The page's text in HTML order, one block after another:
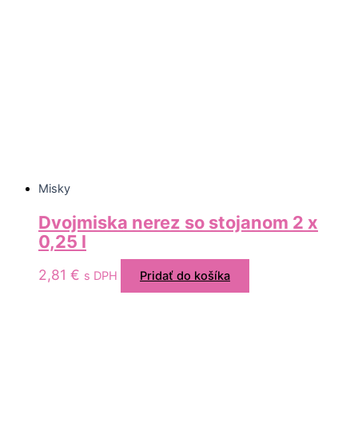
Misky
Dvojmiska nerez so stojanom 2 x
0,25 l
2,81 € s DPH Pridať do košíka